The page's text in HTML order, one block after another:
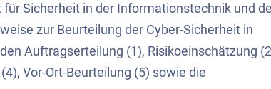
für Sicherheit in der Informationstechnik und
zur Beurteilung der Cyber-Sicherheit in
Auftragserteilung (1), Risikoeinschätzung
Vor-Ort-Beurteilung (5) sowie die